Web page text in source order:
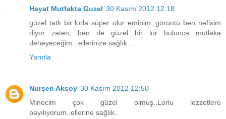
Hayat Mutfakta Guzel 30 Kasım 2012 12:18
güzel tatlı bir lorla süper olur eminim, görüntü ben nefisim
diyor zaten, ben de güzel bir lor bulunca mutlaka
deneyeceğim...ellerinize sağlık...
Yanıtla
Nurşen Aksoy 30 Kasım 2012 12:50
Minecim çok güzel olmuş..Lorlu lezzetlere
bayılıyorum..ellerine sağlık..